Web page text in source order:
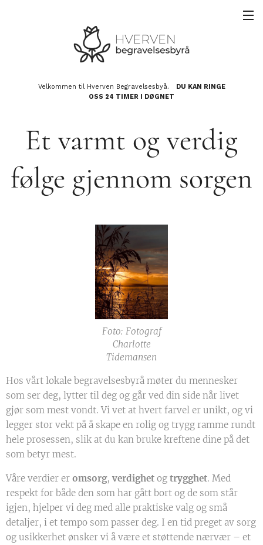
Velkommen til Hverven Begravelsesbyå.
DU KAN RINGE
OSS 24 TIMER I DØGNET
Et varmt og verdig
følge gjennom sorgen
Foto: Fotograf
Charlotte
Tidemansen
Hos vårt lokale begravelsesbyrå møter du mennesker
som ser deg, lytter til deg og går ved din side når livet
gjør som mest vondt. Vi vet at hvert farvel er unikt, og vi
legger stor vekt på å skape en rolig og trygg ramme rundt
hele prosessen, slik at du kan bruke kreftene dine på det
som betyr mest.
Våre verdier er omsorg, verdighet og trygghet. Med
respekt for både den som har gått bort og de som står
igjen, hjelper vi deg med alle praktiske valg og små
detaljer, i et tempo som passer deg. I en tid preget av sorg
og usikkerhet ønsker vi å være et støttende nærvær – et